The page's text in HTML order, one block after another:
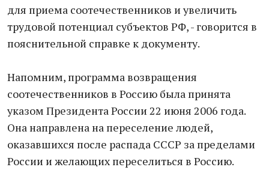
для приема соотечественников и увеличить
трудовой потенциал субъектов РФ, - говорится в
пояснительной справке к документу.
Напомним, программа возвращения
соотечественников в Россию была принята
указом Президента России 22 июня 2006 года.
Она направлена на переселение людей,
оказавшихся после распада СССР за пределами
России и желающих переселиться в Россию.